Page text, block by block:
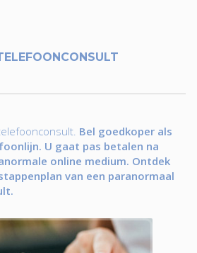
Bel goedkoper als
U gaat pas betalen na
online medium. Ontdek
van een paranormaal